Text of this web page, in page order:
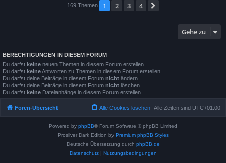
169 Themen 1 2 3 4
Gehe zu
BERECHTIGUNGEN IN DIESEM FORUM
Du darfst keine neuen Themen in diesem Forum erstellen.
Du darfst keineAntworten zu Themen in diesem Forum erstellen.
Du darfst deine Beiträge in diesem Forum nicht ändern.
Du darfst deine Beiträge in diesem Forum nicht löschen.
Du darfst keine Dateianhänge in diesem Forum erstellen.
Foren-Übersicht Alle Zeiten sind UTC+01:00
Alle Cookies löschen
Powered by phpBB® Forum Software © phpBB Limited
Prosilver Dark Edition by Premium phpBB Styles
Deutsche Übersetzung durch phpBB.de
Datenschutz| Nutzungsbedingungen